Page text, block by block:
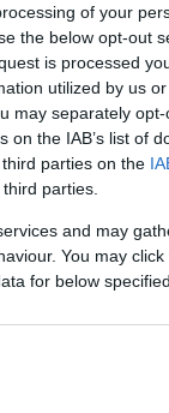
of your
the below opt-out
is processed
utilized by us
may separately
the IAB’s list of
parties on the
parties.
and may
You may
for below
134
ότι
σχέσε
της
μέσω